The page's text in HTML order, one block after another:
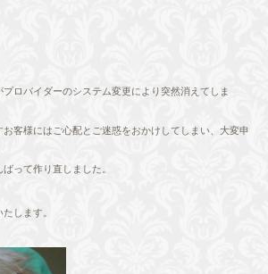
ロバイダーのシステム変更により突然消えてしま
お客様にはご心配とご迷惑をおかけしてしまい、大変申
って作り直しました。
します。